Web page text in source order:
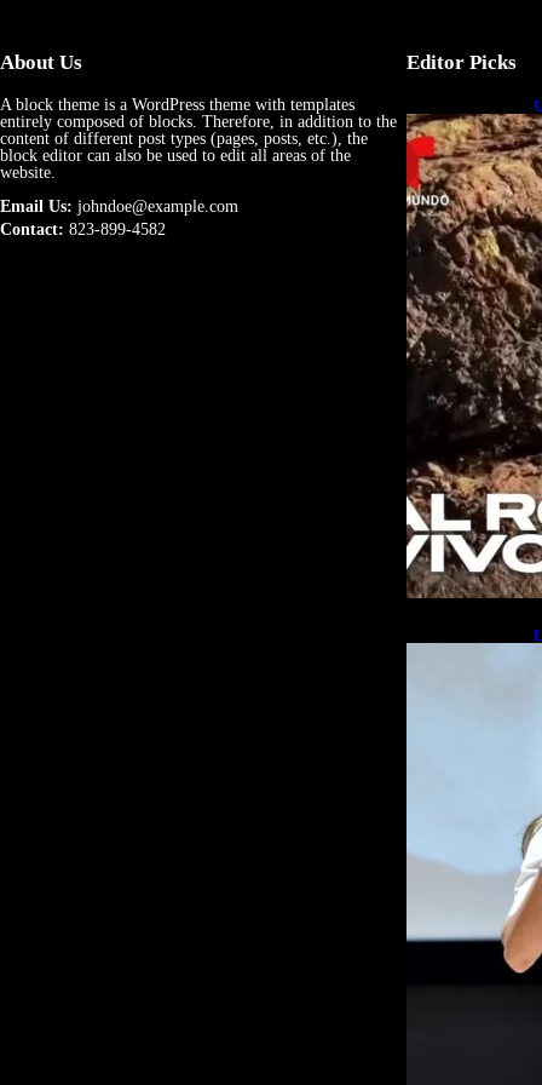
About Us
A block theme is a WordPress theme with templates
entirely composed of blocks. Therefore, in addition to the
content of different post types (pages, posts, etc.), the
block editor can also be used to edit all areas of the
website.
Email Us: johndoe@example.com
Contact: 823-899-4582
Editor Picks